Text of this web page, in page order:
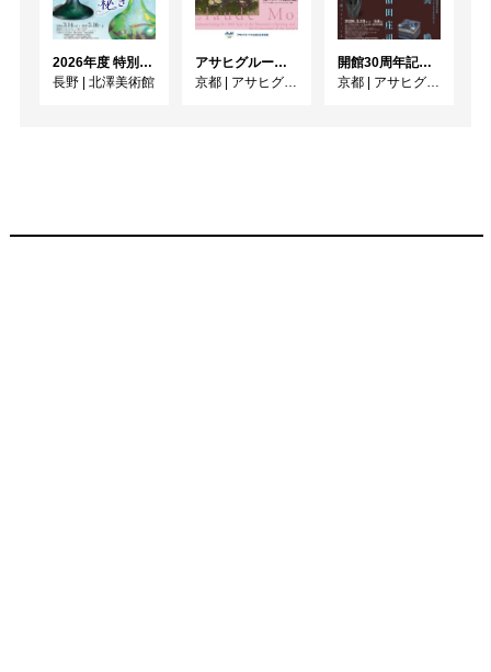
2026年度 特別展「ガレとドーム、アール･ヌーヴォーのガラス 水辺のやすらぎ、海の神秘」
長野
北澤美術館
アサヒグループ大山崎山荘美術館 開館30周年記念展「没後100年 クロード・モネ」
京都
アサヒグループ大山崎山荘美術館
開館30周年記念 山本爲三郎・河井寬次郎没後60年記念 「共鳴 河井寬次郎 × 濱田庄司 ー山本爲三郎コレクションより」
京都
アサヒグループ大山崎山荘美術館